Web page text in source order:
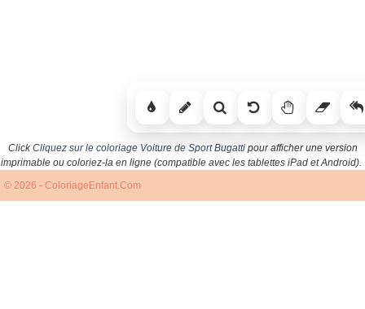
ClickCliquez sur le coloriage Voiture de Sport Bugattipour afficher une version
imprimable ou coloriez-la en ligne (compatible avec les tablettes iPad et Android).
© 2026 - ColoriageEnfant.Com